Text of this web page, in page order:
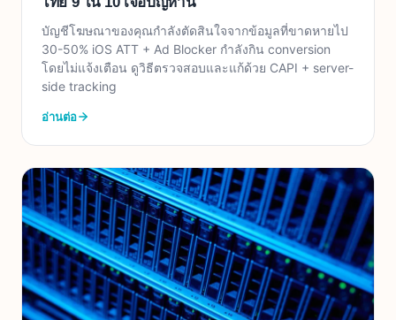
บัญชีโฆษณาของคุณกำลังตัดสินใจจากข้อมูลที่ขาดหายไป
30-50% iOS ATT + Ad Blocker กำลังกิน conversion
โดยไม่แจ้งเตือน ดูวิธีตรวจสอบและแก้ด้วย CAPI + server-
side tracking
อ่านต่อ